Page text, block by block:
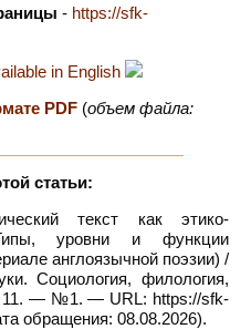
- https://sfk-
in English
PDF (объем файла:
статьи:
текст как этико-
уровни и функции
англоязычной поэзии) /
Социология, филология,
11. — №1. — URL: https://sfk-
обращения: 08.08.2026).